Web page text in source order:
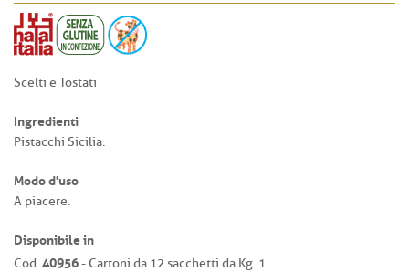
Scelti e Tostati
Ingredienti
Pistacchi Sicilia.
Modo d'uso
A piacere.
Disponibile in
Cod.40956- Cartoni da 12 sacchetti da Kg. 1